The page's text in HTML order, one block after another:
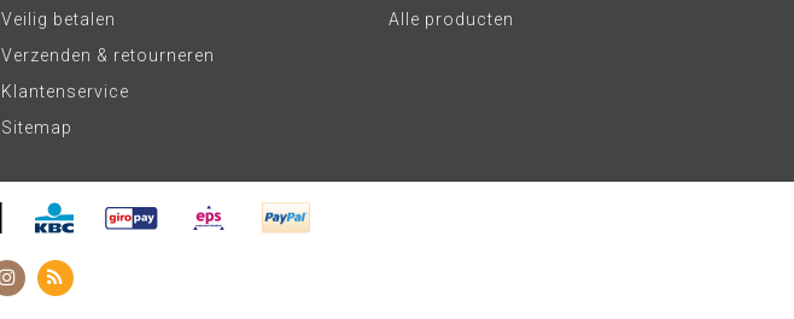
Veilig betalen
Verzenden & retourneren
Klantenservice
Sitemap
Alle producten